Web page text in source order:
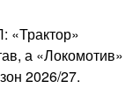
«Трактор»
а «Локомотив»
2026/27.